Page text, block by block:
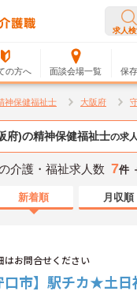
求人
の方へ 面談会場一覧 保
神保健福祉士 大阪府
府)の精神保健福祉士の求
介護・福祉求人数 7件
新着順 月収順
お問合せください
口市】駅チカ★土